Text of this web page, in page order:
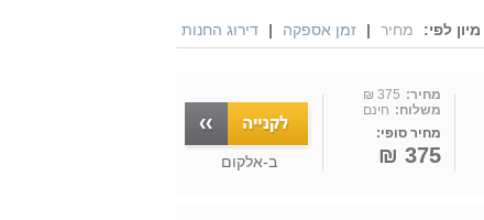
מיון לפי: מחיר | זמן אספקה | דירוג החנות
מחיר: 375 ₪
משלוח: חינם
מחיר סופי:
375 ₪ ב-אלקום